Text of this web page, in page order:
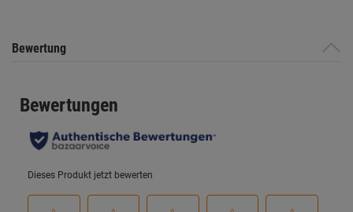
Bewertung